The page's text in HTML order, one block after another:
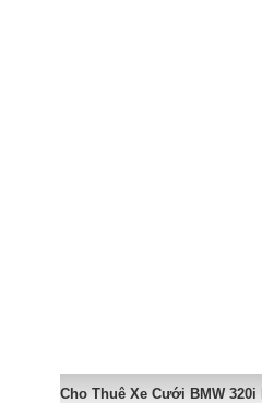
Cho Thuê Xe Cưới BMW 320i